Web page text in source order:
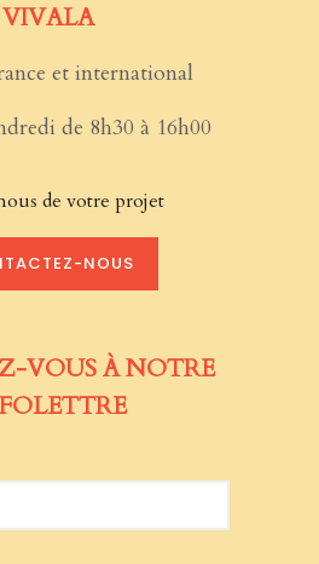
VIVALA
et international
de 8h30 à 16h00
de votre projet
NOUS
VOUS À NOTRE